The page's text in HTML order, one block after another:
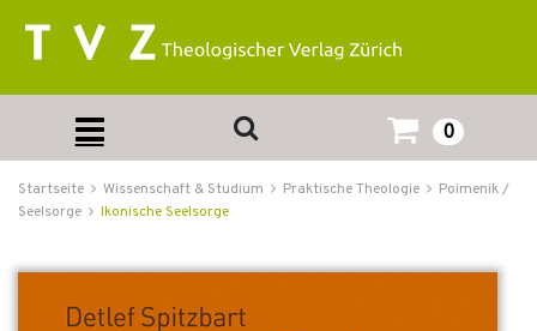
0
Startseite Wissenschaft & Studium Praktische Theologie
Poimenik /
Seelsorge
Ikonische Seelsorge